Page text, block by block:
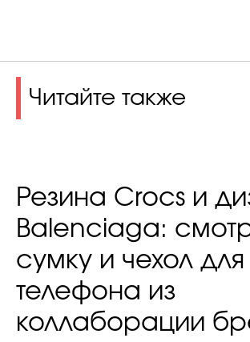
Читайте также
Резина Crocs и
Balenciaga:
сумку и чехол для
телефона из
коллаборации